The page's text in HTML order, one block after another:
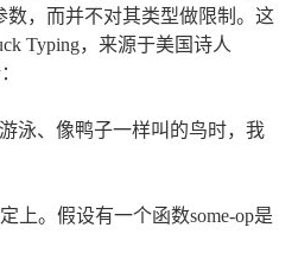
数，而并不对其类型做限制。这
Typing，来源于美国诗人
泳、像鸭子一样叫的鸟时，我
上。假设有一个函数some-op是